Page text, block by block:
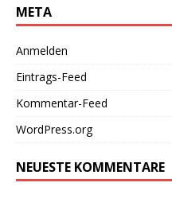
META
Anmelden
Eintrags-Feed
Kommentar-Feed
WordPress.org
NEUESTE KOMMENTARE